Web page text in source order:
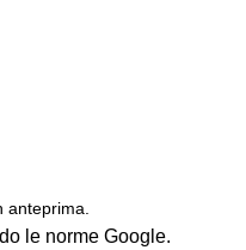
le norme Google.